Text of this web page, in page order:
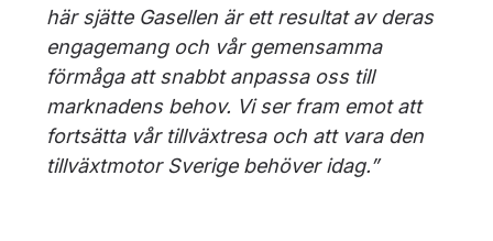
här sjätte Gasellen är ett resultat av deras
engagemang och vår gemensamma
förmåga att snabbt anpassa oss till
marknadens behov. Vi ser fram emot att
fortsätta vår tillväxtresa och att vara den
tillväxtmotor Sverige behöver idag.”